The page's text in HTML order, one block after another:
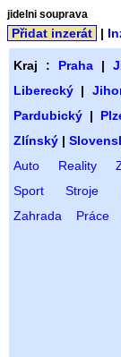
jidelni souprava
Přidat inzerát |
Kraj : Praha|
Liberecký |
Pardubický |
Zlínský |
Auto
Reality
Sport
Stroje
Zahrada
Práce